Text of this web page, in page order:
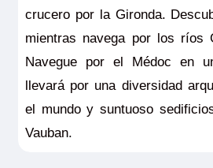
crucero por la Gironda.
mientras navega por los ríos
Navegue por el Médoc en
llevará por una diversidad
el mundo y suntuoso
Vauban.